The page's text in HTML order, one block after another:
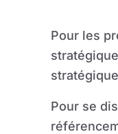
Pour les
Pour se